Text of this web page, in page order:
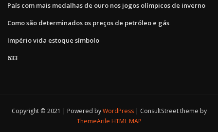
País com mais medalhas de ouro nos jogos olímpicos de inverno
Como são determinados os preços de petróleo e gás
Império vida estoque símbolo
633
Copyright © 2021 | Powered byWordPress
ConsultStreet theme by
ThemeArile HTML MAP